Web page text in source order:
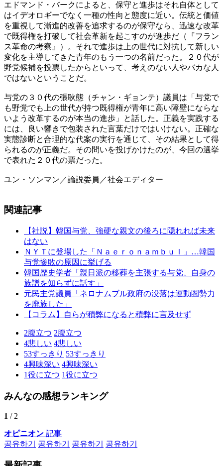
エドマンド・バークによると、保守と進歩はそれ自体として
はイデオロギーでなく一種の性向と態度に近い。伝統と価値
を重視して漸進的改善を追求するのが保守なら、迅速な改革
で既得権を打破して社会革新を起こすのが進歩だ（『フラン
ス革命の考察』）。それで進歩は上の世代に対抗して新しい
変化を主導してきた青年のもう一つの名前だった。２０代が
野党候補を投票したからといって、考えのない人やバカな人
ではないということだ。
与党の３０代の張耿態（チャン・ギョンテ）議員は「与党で
も野党でも上の世代が持つ既得権が青年に高い障壁にならな
いよう改革するのが本当の進歩」と話した。正義を実践する
には、良い響きで包装された言葉だけではいけない。正確な
実態診断と合理的な代案の実行を通じて、その結果として得
られるのが正義だ。その問いを投げかけたのが、今回の選挙
で表れた２０代の票だった。
ユン・ソンマン／論説委員／社会エディター
関連記事
【社説】韓国与党、強硬な親文の後ろに隠れれば未来
はない
ＮＹＴに登場した「Ｎａｅｒｏｎａｍｂｕｌ」…韓国
与党惨敗の原因に挙げる
韓国歴史学者「親日派の移葬を主張する与党、自身の
族譜を知らずに話す」
元民主党議員「ネロナムブル政府の没落は運動圏勢力
を廃族した」
【コラム】自らが積弊になると積弊に言及せず
2腹立つ 2腹立つ
4悲しい 4悲しい
53すっきり 53すっきり
4興味深い 4興味深い
1役に立つ 1役に立つ
みんなの感想ランキング
1 / 2
オピニオン 記事
공유하기
공유하기 공유하기 공유하기